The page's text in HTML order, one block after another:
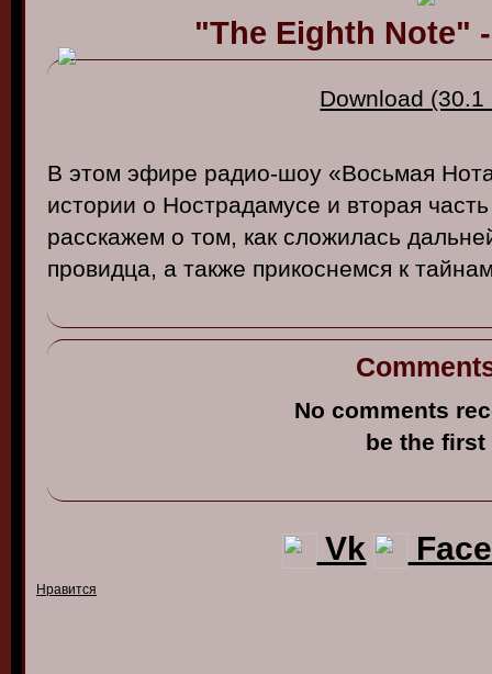
"The Eighth Note"
Download (30.1
В этом эфире радио-шоу «Восьмая
истории о Нострадамусе и вторая часть
расскажем о том, как сложилась
провидца, а также прикоснемся к
No comments
be the first
Vk
Нравится